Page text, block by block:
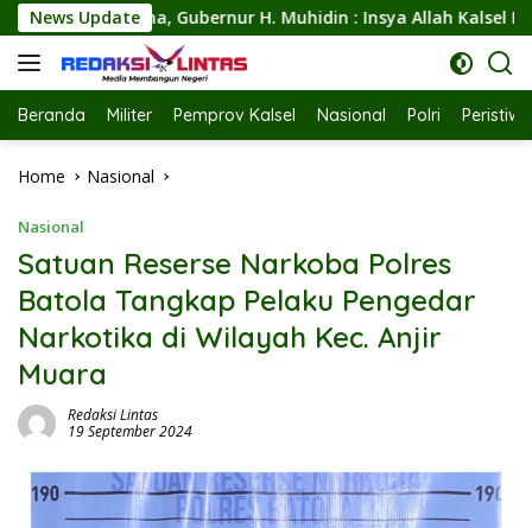
Skip
to
content
News Update
: Insya Allah Kalsel Pilar Indonesia Merawar
Beranda Militer Pemprov Kalsel Nasional Polri
Home Nasional
Nasional
Satuan Reserse Narkoba Polres
Batola Tangkap Pelaku Pengedar
Narkotika di Wilayah Kec. Anjir
Muara
Redaksi Lintas
19 September 2024